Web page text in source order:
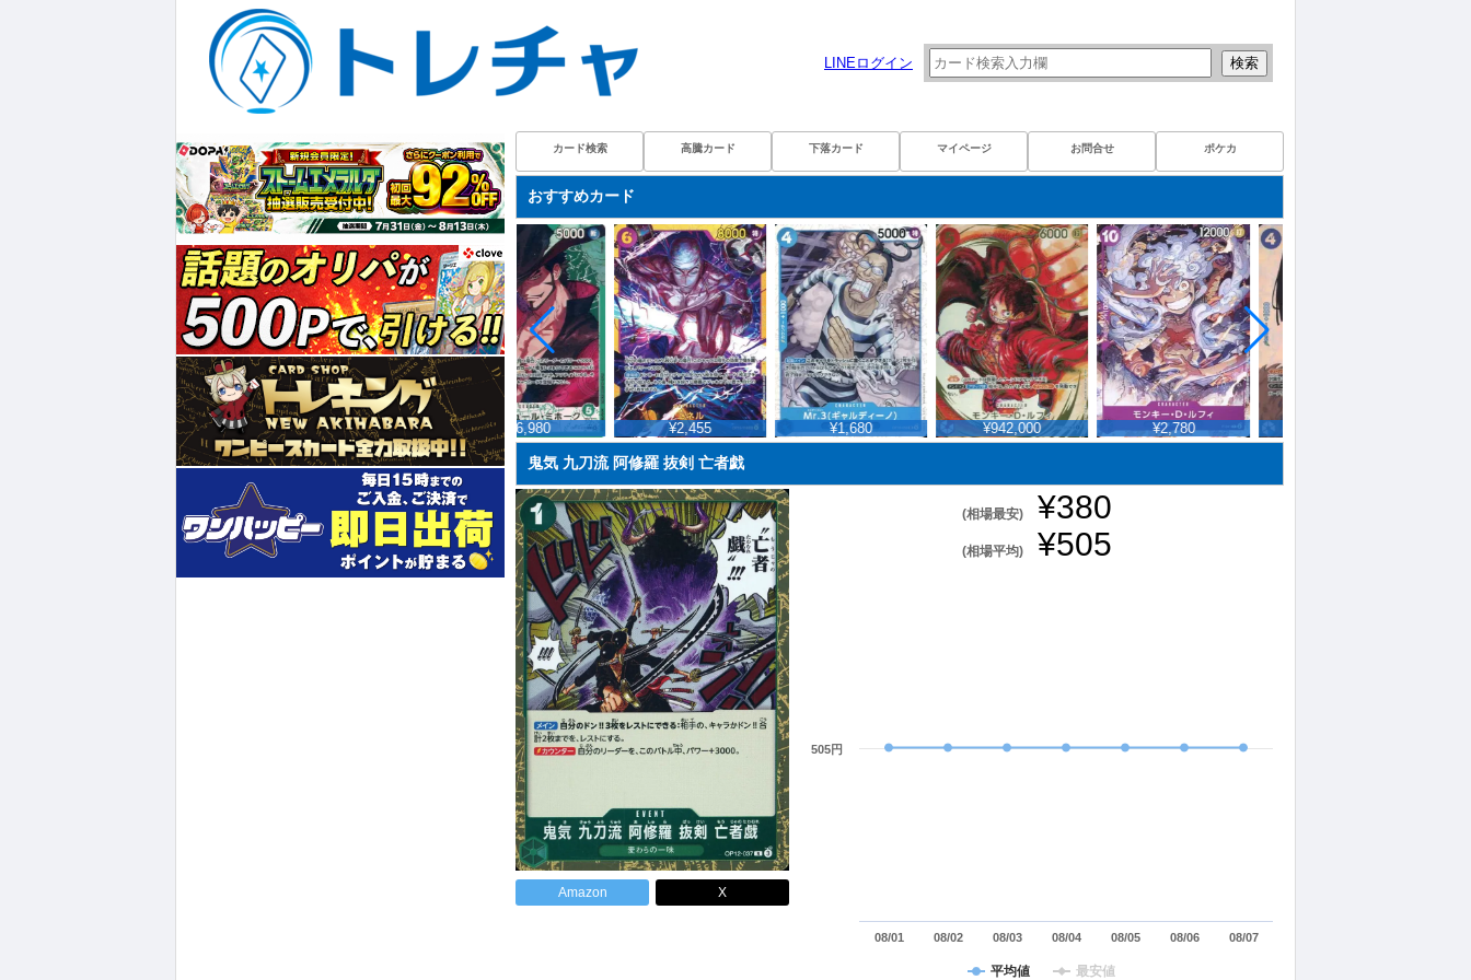
LINEログイン 検索
カード検索 高騰カード 下落カード マイページ お問合せ ポケカ
おすすめカード
¥111,900 ¥70,800 ¥6,980 ¥2,455 ¥1,680 ¥942,000 ¥2,780
鬼気 九刀流 阿修羅 抜剣 亡者戯
Amazon X
(相場最安) ¥380
(相場平均) ¥505
平均値 最安値
08/01 08/02 08/03 08/04 08/05 08/06 08/07
505円